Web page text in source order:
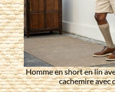
Homme en short en lin
cachemire avec